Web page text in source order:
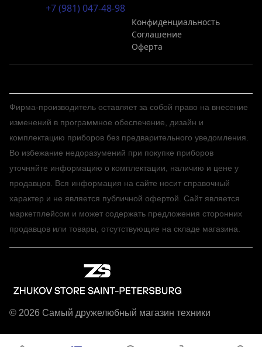
+7 (981) 047-48-98
Конфиденциальность
Соглашение
Оферта
Фирма-производитель оставляет за собой право на внесение
изменений в программное обеспечение, дизайн и
комплектацию приборов без предварительного уведомления.
Во избежание недоразумений при покупке приборов
уточняйте информацию о комплектации, наличию и цене у
продавцов. Вся информация на сайте носит справочный
характер и не является публичной офертой. Сайт является
маркетплейсом и может содержать предложения сторонних
продавцов или товары, отсутствующие на складе магазина.
© 2026 Самый дружелюбный магазин техники